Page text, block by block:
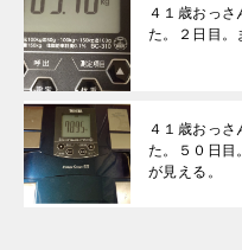
４１歳おっさ
た。２日目。
４１歳おっさ
た。５０日目
が見える。